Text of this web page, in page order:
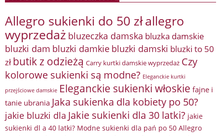
Allegro sukienki do 50 złallegro
wyprzedaż bluzeczka damska bluzka damskie
bluzki dam bluzki damkie bluzki damski bluzki to 50
zł butik z odzieżą Carry kurtki damskie wyprzedaż Czy
kolorowe sukienki są modne? Eleganckie kurtki
przejściowe damskie Eleganckie sukienki włoskie fajne i
tanie ubrania Jaka sukienka dla kobiety po 50?
jakie bluzki dla Jakie sukienki dla 30 latki? jakie
sukienki dl a 40 latki? Modne sukienki dla pań po 50 Allegro